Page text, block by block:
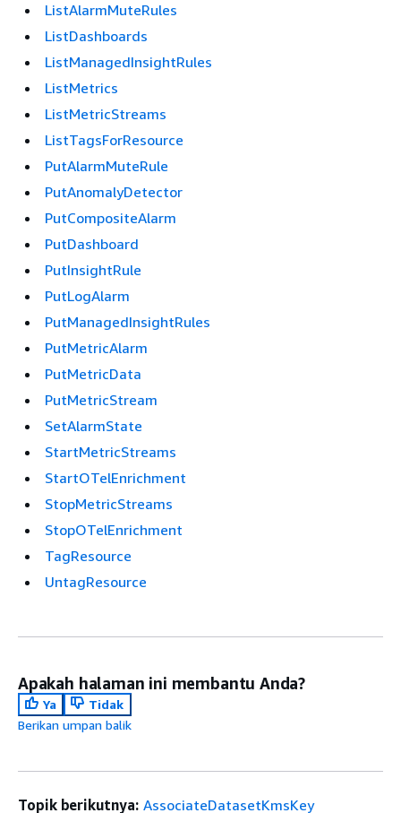
ListAlarmMuteRules
ListDashboards
ListManagedInsightRules
ListMetrics
ListMetricStreams
ListTagsForResource
PutAlarmMuteRule
PutAnomalyDetector
PutCompositeAlarm
PutDashboard
PutInsightRule
PutLogAlarm
PutManagedInsightRules
PutMetricAlarm
PutMetricData
PutMetricStream
SetAlarmState
StartMetricStreams
StartOTelEnrichment
StopMetricStreams
StopOTelEnrichment
TagResource
UntagResource
Apakah halaman ini membantu Anda?
Ya
Tidak
Berikan umpan balik
Topik berikutnya: AssociateDatasetKmsKey